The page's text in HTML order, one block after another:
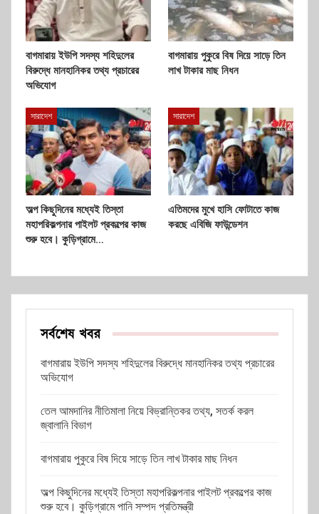
বাগমারায় ইউপি সদস্য শহিদুলের
বিরুদ্ধে মানহানিকর তথ্য প্রচারের
অভিযোগ
বাগমারায় পুকুরে বিষ দিয়ে সাড়ে তিন
লাখ টাকার মাছ নিধন
সারাদেশ
অল্প কিছুদিনের মধ্যেই তিস্তা
মহাপরিকল্পনার পাইলট প্রকল্পের কাজ
শুরু হবে। কুড়িগ্রামে…
সারাদেশ
এতিমদের মুখে হাসি ফোটাতে কাজ
করছে এবিজি ফাউন্ডেশন
সর্বশেষ খবর
বাগমারায় ইউপি সদস্য শহিদুলের বিরুদ্ধে মানহানিকর তথ্য প্রচারের
অভিযোগ
তেল আমদানির নীতিমালা নিয়ে বিভ্রান্তিকর তথ্য, সতর্ক করল
জ্বালানি বিভাগ
বাগমারায় পুকুরে বিষ দিয়ে সাড়ে তিন লাখ টাকার মাছ নিধন
অল্প কিছুদিনের মধ্যেই তিস্তা মহাপরিকল্পনার পাইলট প্রকল্পের কাজ
শুরু হবে। কুড়িগ্রামে পানি সম্পদ প্রতিমন্ত্রী